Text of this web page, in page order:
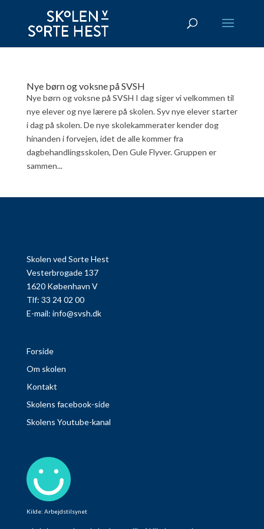
Nye børn og voksne på SVSH
Nye børn og voksne på SVSH I dag siger vi velkommen til
nye elever og nye lærere på skolen. Syv nye elever starter
i dag på skolen. De nye skolekammerater kender dog
hinanden i forvejen, idet de alle kommer fra
dagbehandlingsskolen, Den Gule Flyver. Gruppen er
sammen...
Skolen ved Sorte Hest
Vesterbrogade 137
1620 København V
Tlf: 33 24 02 00
E-mail: info@svsh.dk
Forside
Om skolen
Kontakt
Skolens facebook-side
Skolens Youtube-kanal
Kilde: Arbejdstilsynet